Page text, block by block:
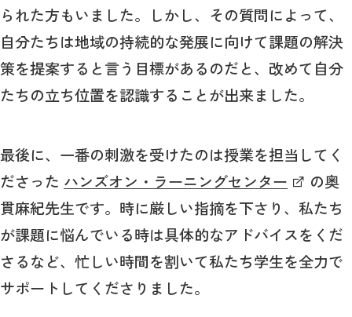
られた方もいました。しかし、その質問によって、
自分たちは地域の持続的な発展に向けて課題の解決
策を提案すると言う目標があるのだと、改めて自分
たちの立ち位置を認識することが出来ました。
最後に、一番の刺激を受けたのは授業を担当してく
ださった ハンズオン・ラーニングセンター
の奥
貫麻紀先生です。時に厳しい指摘を下さり、私たち
が課題に悩んでいる時は具体的なアドバイスをくだ
さるなど、忙しい時間を割いて私たち学生を全力で
サポートしてくださりました。